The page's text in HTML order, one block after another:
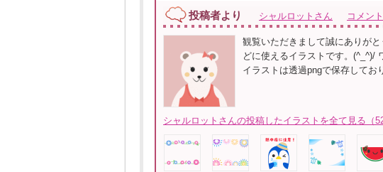
投稿者より シャルロットさん コメン
観覧いただきまして誠にありが
どに使えるイラストです。(^_^)/
イラストは透過pngで保存してお
シャルロットさんの投稿したイラストを全て見る（